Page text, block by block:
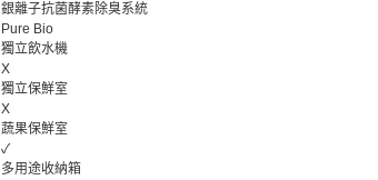
銀離子抗菌酵素除臭系統
Pure Bio
獨立飲水機
X
獨立保鮮室
X
蔬果保鮮室
✓
多用途收納箱